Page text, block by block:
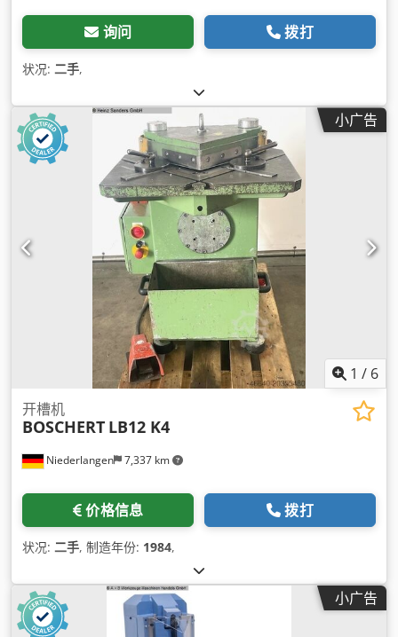
询问 拨打
状况: 二手,
小广告
1 / 6
Niederlangen 7,337 km
开槽机
BOSCHERT LB12 K4
价格信息 拨打
状况: 二手, 制造年份: 1984,
小广告